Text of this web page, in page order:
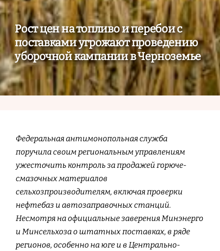
Рост цен на топливо и перебои с
поставками угрожают проведению
уборочной кампании в Черноземье
Федеральная антимонопольная служба
поручила своим региональным управлениям
ужесточить контроль за продажей горюче-
смазочных материалов
сельхозпроизводителям, включая проверки
нефтебаз и автозаправочных станций.
Несмотря на официальные заверения Минэнерго
и Минсельхоза о штатных поставках, в ряде
регионов, особенно на юге и в Центрально-